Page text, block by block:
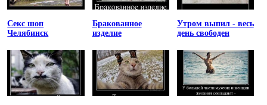
Секс шоп
Челябинск
Бракованное
изделие
Утром выпил - весь
день свободен